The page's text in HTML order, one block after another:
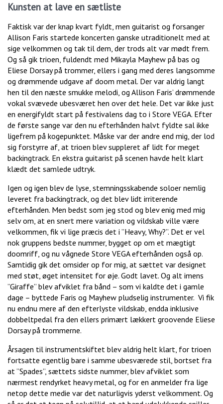
Kunsten at lave en sætliste
Faktisk var der knap kvart fyldt, men guitarist og forsanger
Allison Faris startede koncerten ganske utraditionelt med at
sige velkommen og tak til dem, der trods alt var mødt frem.
Og så gik trioen, fuldendt med Mikayla Mayhew på bas og
Eliese Dorsay på trommer, ellers i gang med deres langsomme
og drømmende udgave af doom metal. Der var aldrig langt
hen til den næste smukke melodi, og Allison Faris’ drømmende
vokal svævede ubesværet hen over det hele. Det var ikke just
en energifyldt start på festivalens dag to i Store VEGA. Efter
de første sange var den nu efterhånden halvt fyldte sal ikke
ligefrem på kogepunktet. Måske var der andre end mig, der lod
sig forstyrre af, at trioen blev suppleret af lidt for meget
backingtrack. En ekstra guitarist på scenen havde helt klart
klædt det samlede udtryk.
Igen og igen blev de lyse, stemningsskabende soloer nemlig
leveret fra backingtrack, og det blev lidt irriterende
efterhånden. Men bedst som jeg stod og blev enig med mig
selv om, at en snert mere variation og vildskab ville være
velkommen, fik vi lige præcis det i ”Heavy, Why?”. Det er vel
nok gruppens bedste nummer, bygget op om et mægtigt
doomriff, og nu vågnede Store VEGA efterhånden også op.
Samtidig gik det omsider op for mig, at sættet var designet
med støt, øget intensitet for øje. Godt lavet. Og alt imens
”Giraffe” blev afviklet fra bånd – som vi kaldte det i gamle
dage – byttede Faris og Mayhew pludselig instrumenter. Vi fik
nu endnu mere af den efterlyste vildskab, endda inklusive
dobbeltpedal fra den ellers primært lækkert groovende Eliese
Dorsay på trommerne.
Årsagen til instrumentskiftet blev aldrig helt klart, for trioen
fortsatte egentlig bare i samme ubesværede stil, bortset fra
at ”Spades”, sættets sidste nummer, blev afviklet som
nærmest rendyrket heavy metal, og for en anmelder fra lige
netop dette medie var det naturligvis yderst velkomment. Og